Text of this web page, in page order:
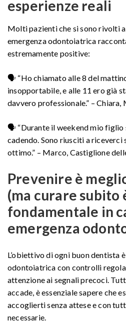
esperienze reali
Molti pazienti che si sono rivolti
emergenza odontoiatrica
estremamente positive:
🗣 “Ho chiamato alle 8 del
insopportabile, e alle 11 ero già
davvero professionale.” –
🗣 “Durante il weekend mio figlio
cadendo. Sono riusciti a
ottimo.” – Marco, Castiglione
Prevenire è
(ma curare subito
fondamentale in
emergenza
L’obiettivo di ogni buon dentista
odontoiatrica con controlli
attenzione ai segnali precoci.
accade, è essenziale sapere che
accoglierti senza attese e con
necessarie.